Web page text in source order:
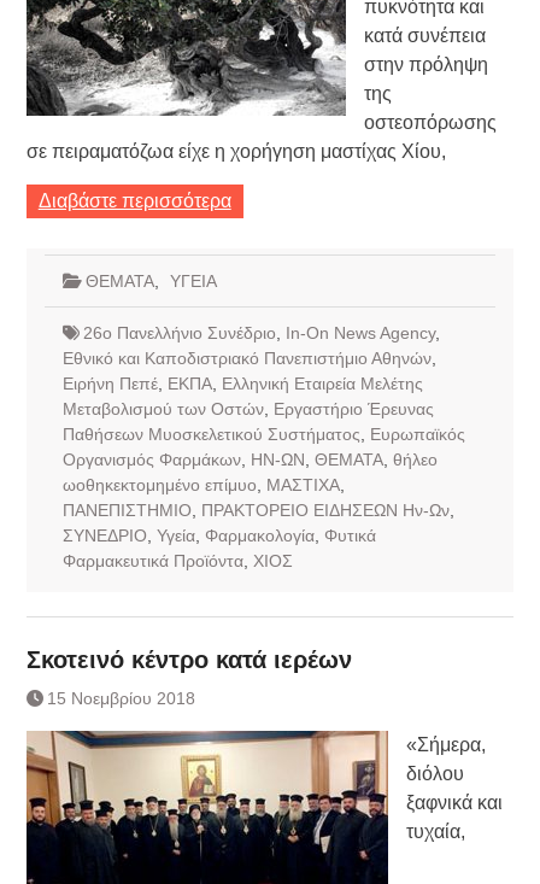
πυκνότητα και
κατά συνέπεια
στην πρόληψη
της
οστεοπόρωσης
σε πειραματόζωα είχε η χορήγηση μαστίχας Χίου,
Διαβάστε περισσότερα
ΘΕΜΑΤΑ, ΥΓΕΙΑ
26ο Πανελλήνιο Συνέδριο In-On News Agency,
Εθνικό και Καποδιστριακό Πανεπιστήμιο Αθηνών,
Ειρήνη Πεπέ, ΕΚΠΑ, Ελληνική Εταιρεία Μελέτης
Μεταβολισμού των Οστών, Εργαστήριο Έρευνας
Παθήσεων Μυοσκελετικού Συστήματος
Ευρωπαϊκός
Οργανισμός Φαρμάκων, ΗΝ-ΩΝ ΘΕΜΑΤΑ, θήλεο
ωοθηκεκτομημένο επίμυο
ΜΑΣΤΙΧΑ,
ΠΑΝΕΠΙΣΤΗΜΙΟ
ΠΡΑΚΤΟΡΕΙΟ ΕΙΔΗΣΕΩΝ Ην-Ων,
ΣΥΝΕΔΡΙΟ Υγεία, Φαρμακολογία, Φυτικά
Φαρμακευτικά Προϊόντα, ΧΙΟΣ
Σκοτεινό κέντρο κατά ιερέων
15 Νοεμβρίου 2018
«Σήμερα,
διόλου
ξαφνικά και
τυχαία,